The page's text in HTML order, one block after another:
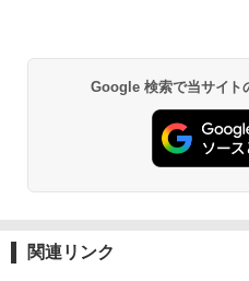
Google 検索で当サイト
関連リンク